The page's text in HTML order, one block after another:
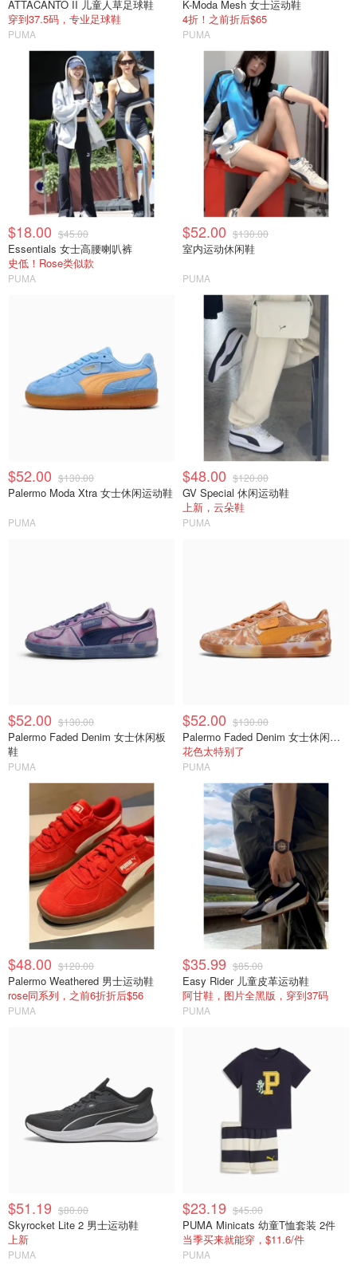
ATTACANTO II 儿童人草足球鞋
穿到37.5码，专业足球鞋
PUMA
K-Moda Mesh 女士运动鞋
4折！之前折后$65
PUMA
$18.00 $45.00
Essentials 女士高腰喇叭裤
史低！Rose类似款
PUMA
$52.00 $130.00
室内运动休闲鞋
PUMA
$52.00 $130.00
Palermo Moda Xtra 女士休闲运动鞋
PUMA
$48.00 $120.00
GV Special 休闲运动鞋
上新，云朵鞋
PUMA
$52.00 $130.00
Palermo Faded Denim 女士休闲板
鞋
PUMA
$52.00 $130.00
Palermo Faded Denim 女士休闲运动鞋
花色太特别了
PUMA
$48.00 $120.00
Palermo Weathered 男士运动鞋
rose同系列，之前6折折后$56
PUMA
$35.99 $85.00
Easy Rider 儿童皮革运动鞋
阿甘鞋，图片全黑版，穿到37码
PUMA
$51.19 $80.00
Skyrocket Lite 2 男士运动鞋
上新
PUMA
$23.19 $45.00
PUMA Minicats 幼童T恤套装 2件
当季买来就能穿，$11.6/件
PUMA